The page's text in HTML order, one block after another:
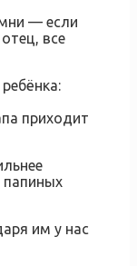
— если
все
приходит
им у нас